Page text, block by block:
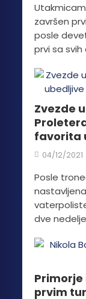
završen
posle
prvi sa
Zvezde
favorita
04/12/2021
Posle
dve
prvim